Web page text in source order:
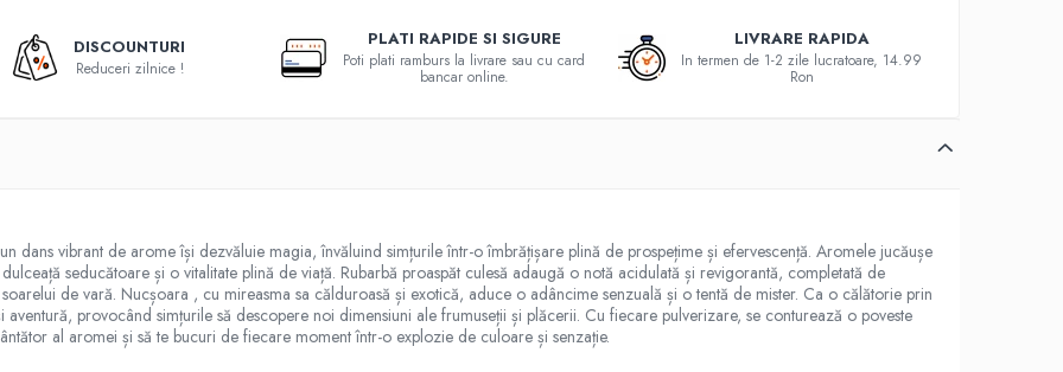
DISCOUNTURI
Reduceri zilnice !
PLATI RAPIDE SI SIGURE
Poti plati ramburs la livrare sau cu card
bancar online.
LIVRARE RAPIDA
In termen de 1-2 zile lucratoare, 14.99
Ron
dans vibrant de arome își dezvăluie magia, învăluind simțurile într-o îmbrățișare plină de prospețime și efervescență. Aromele jucăușe
seducătoare și o vitalitate plină de viață. Rubarbă proaspăt culesă adaugă o notă acidulată și revigorantă, completată de
de vară. Nucșoara , cu mireasma sa călduroasă și exotică, aduce o adâncime senzuală și o tentă de mister. Ca o călătorie prin
provocând simțurile să descopere noi dimensiuni ale frumuseții și plăcerii. Cu fiecare pulverizare, se conturează o poveste
al aromei și să te bucuri de fiecare moment într-o explozie de culoare și senzație.